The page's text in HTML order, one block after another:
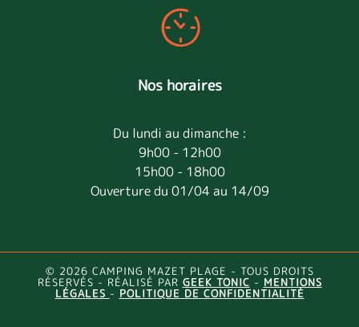
Nos horaires
Du lundi au dimanche :
9h00 - 12h00
15h00 - 18h00
Ouverture du 01/04 au 14/09
© 2026 CAMPING MAZET PLAGE - TOUS DROITS
RÉSERVÉS - RÉALISÉ PAR GEEK TONIC - MENTIONS
LÉGALES - POLITIQUE DE CONFIDENTIALITÉ